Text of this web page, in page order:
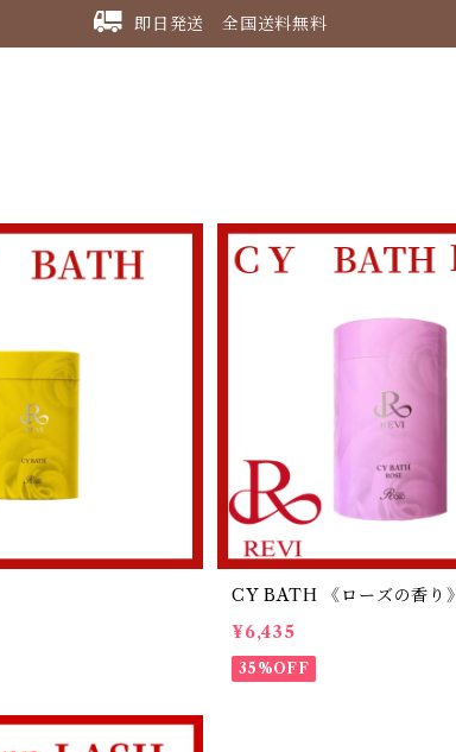
即日発送 全国送料無料
CY BATH 《ローズの香り》
¥6,435
35%OFF